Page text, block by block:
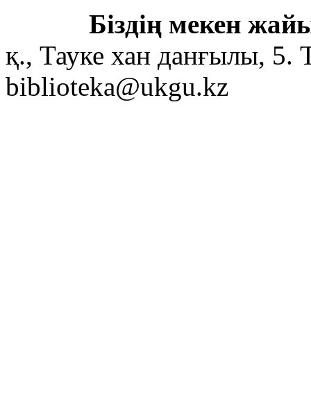
Біздің мекен
қ., Тауке хан данғылы,
biblioteka@ukgu.kz